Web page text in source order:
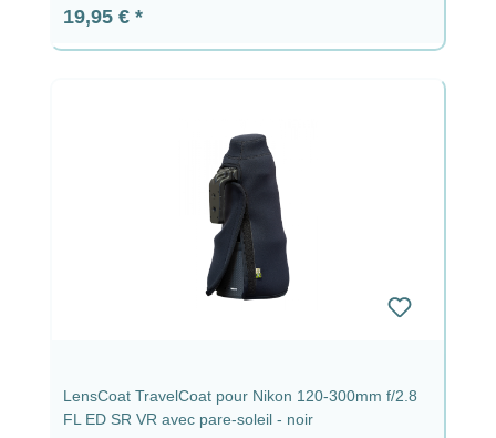
Prix régulier :
19,95 €
LensCoat TravelCoat pour Nikon 120-300mm f/2.8
FL ED SR VR avec pare-soleil - noir